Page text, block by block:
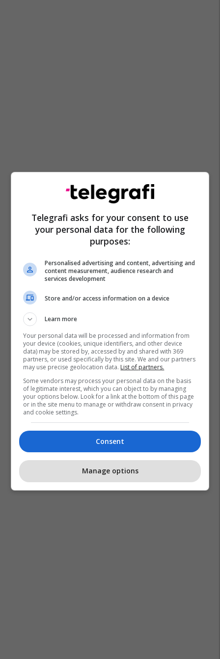
Telegrafi asks for your consent to use
your personal data for the following
purposes:
Personalised advertising and content, advertising and
content measurement, audience research and
services development
Store and/or access information on a device
Learn more
Your personal data will be processed and information from
your device (cookies, unique identifiers, and other device
data) may be stored by, accessed by and shared with 369
partners, or used specifically by this site. We and our partners
may use precise geolocation data. List of partners.
Some vendors may process your personal data on the basis
of legitimate interest, which you can object to by managing
your options below. Look for a link at the bottom of this page
or in the site menu to manage or withdraw consent in privacy
and cookie settings.
Consent
Manage options